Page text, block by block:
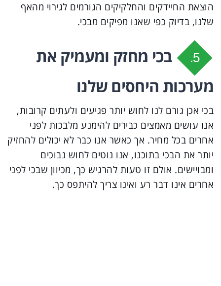
הוצאת החיידקים והחלקיקים הגורמים לגירוי מהאף
שלנו, בדיוק כפי שאנו מפיקים מבכי.
5.
בכי מחזק ומעמיק את
מערכות היחסים שלנו
בכי אכן גורם לנו לחוש יותר פגיעים ולעתים קרובות,
אנו עושים מאמצים כבירים להימנע מלבכות לפני
אחרים בכל מחיר. אך כאשר אנו כבר לא יכולים להחזיק
יותר את הבכי בתוכנו, אנו נוטים לחוש נבוכים
ומבויישים. אולם זו טעות להרגיש כך, מכיוון שבכי לפני
אחרים אינו דבר רע ואינו צריך להיתפס כך.